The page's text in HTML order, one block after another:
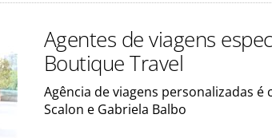
Agentes de viagens
Boutique Travel
Agência de viagens personalizadas
Scalon e Gabriela Balbo